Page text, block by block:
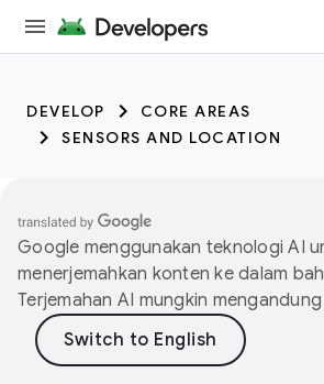
DEVELOP
CORE AREAS
SENSORS AND LOCATION
Google menggunakan teknologi AI
menerjemahkan konten ke dalam
Terjemahan AI mungkin